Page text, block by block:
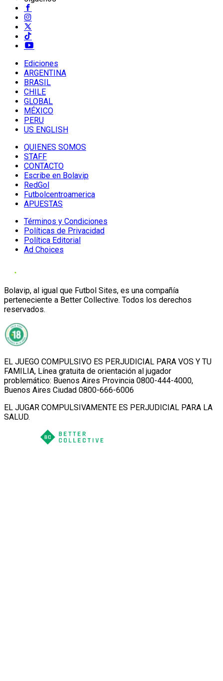
Ediciones
ARGENTINA
BRASIL
CHILE
GLOBAL
MÉXICO
PERU
US ENGLISH
QUIENES SOMOS
STAFF
CONTACTO
Escribe en Bolavip
RedGol
Futbolcentroamerica
APUESTAS
Términos y Condiciones
Políticas de Privacidad
Política Editorial
Ad Choices
Bolavip, al igual que Futbol Sites, es una compañía
perteneciente a Better Collective. Todos los derechos
reservados.
EL JUEGO COMPULSIVO ES PERJUDICIAL PARA VOS Y TU
FAMILIA, Línea gratuita de orientación al jugador
problemático: Buenos Aires Provincia 0800-444-4000,
Buenos Aires Ciudad 0800-666-6006
EL JUGAR COMPULSIVAMENTE ES PERJUDICIAL PARA LA
SALUD.